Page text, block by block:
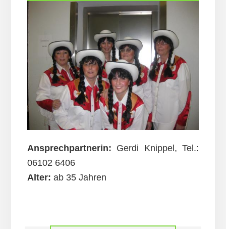
Ansprechpartnerin: Gerdi Knippel, Tel.:
06102 6406
Alter: ab 35 Jahren